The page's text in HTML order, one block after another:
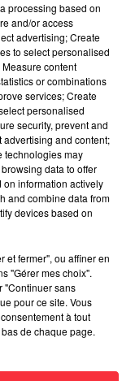
rencontre
, sorti en 1984.
avecEasy
aura fallu attendre
moins
pour sortir plus de
un dernier
On Pain. Une cerise
qui s’annonce
du refus du
Si vous
votre accord
dessous.
processing based on
and/or access
advertising; Create
to select personalised
content
or combinations
services; Create
personalised
security, prevent and
advertising and content;
technologies may
data to offer
information actively
and combine data from
devices based on
et fermer", ou affiner en
"Gérer mes choix".
"Continuer sans
pour ce site. Vous
à tout
de chaque page.